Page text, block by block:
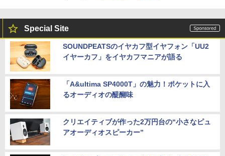
Special Site
SOUNDPEATSのイヤカフ型イヤフォン「UU2
イヤーカフ」をイヤカフマニアが語る
「A&ultima SP4000T」の魅力！ポケットに入
るオーディオの醍醐味
クリエイティブが作った2万円台の“小さなピュ
アオーディオスピーカー”